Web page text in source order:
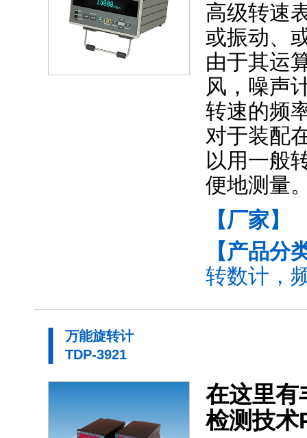
高级转速
或振动、
由于其运
风，噪声
转速的频
对于装配
以用一般
便地测量
【厂家】
【产品分
转数计，
万能旋转计
TDP-3921
在这里有
检测技